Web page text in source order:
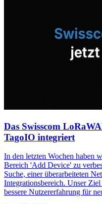
Das Swisscom
TagoIO integriert
In den letzten Wochen haben
Bereich 'Add Device' zu
Suche, einer überarbeiteten
Integrationsbereich. Unser
bessere Nutzererfahrung für